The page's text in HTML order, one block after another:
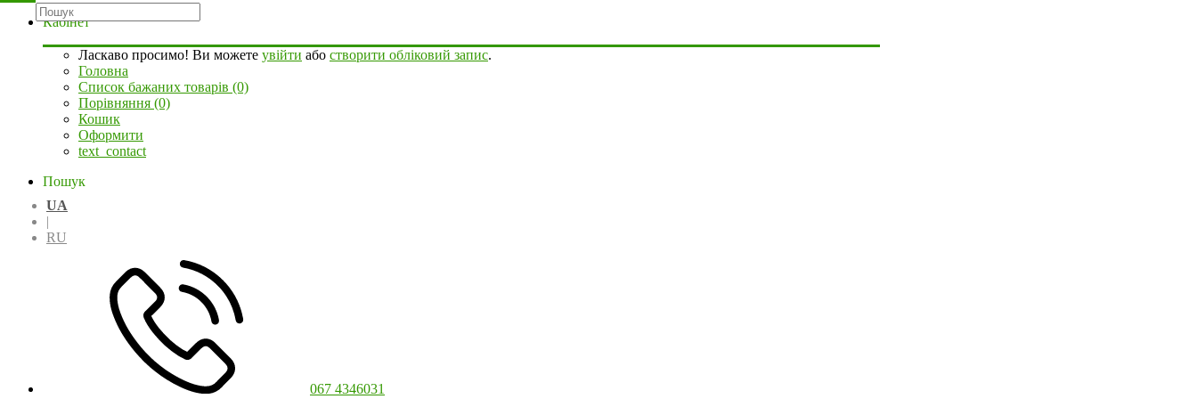
Кабінет
Ласкаво просимо! Ви можете увійти або створити обліковий запис.
Головна
Список бажаних товарів (0)
Порівняння (0)
Кошик
Оформити
text_contact
Пошук
UA
|
RU
067 4346031